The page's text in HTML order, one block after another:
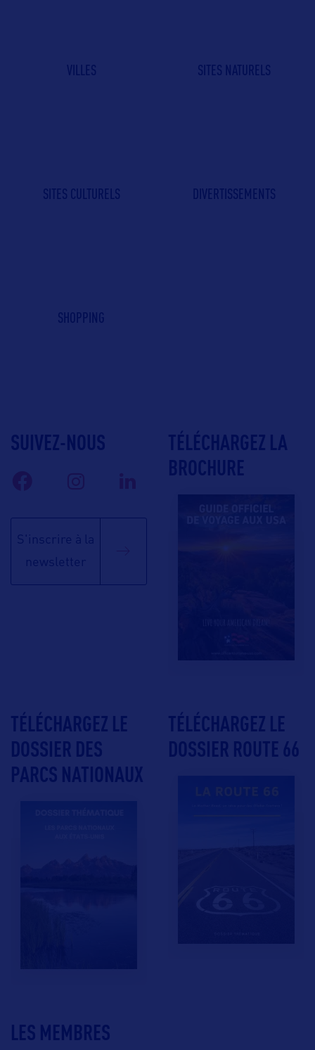
VILLES SITES NATURELS
SITES CULTURELS DIVERTISSEMENTS
SHOPPING
LES MEMBRES
SUIVEZ-NOUS
S'inscrire à la
newsletter
TÉLÉCHARGEZ LA
BROCHURE
TÉLÉCHARGEZ LE
DOSSIER DES
PARCS NATIONAUX
TÉLÉCHARGEZ LE
DOSSIER ROUTE 66